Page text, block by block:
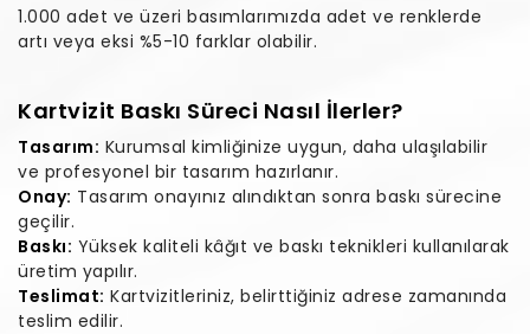
1.000 adet ve üzeri basımlarımızda adet ve renklerde
artı veya eksi %5-10 farklar olabilir.
Kartvizit Baskı Süreci Nasıl İlerler?
Tasarım: Kurumsal kimliğinize uygun, daha ulaşılabilir
ve profesyonel bir tasarım hazırlanır.
Onay: Tasarım onayınız alındıktan sonra baskı sürecine
geçilir.
Baskı: Yüksek kaliteli kâğıt ve baskı teknikleri kullanılarak
üretim yapılır.
Teslimat: Kartvizitleriniz, belirttiğiniz adrese zamanında
teslim edilir.